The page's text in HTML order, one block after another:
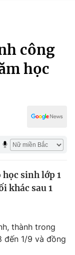
công
học
sinh lớp 1
khác sau 1
thành trong
đến 1/9 và đồng